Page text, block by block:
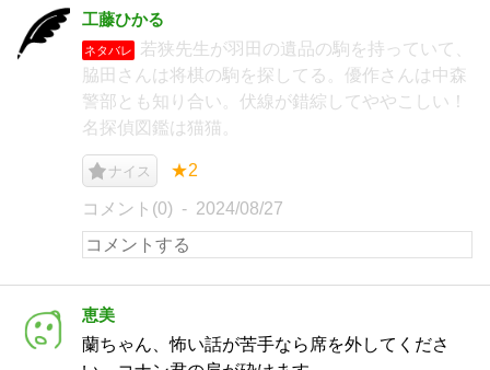
工藤ひかる
ネタバレ
若狭先生が羽田の遺品の駒を持っていて、
脇田さんは将棋の駒を探してる。優作さんは中森
警部とも知り合い。伏線が錯綜してややこしい！
名探偵図鑑は猫猫。
ナイス ★2
コメント(0) 2024/08/27
恵美
蘭ちゃん、怖い話が苦手なら席を外してくださ